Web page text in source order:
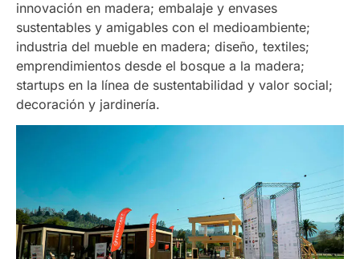
innovación en madera; embalaje y envases
sustentables y amigables con el medioambiente;
industria del mueble en madera; diseño, textiles;
emprendimientos desde el bosque a la madera;
startups en la línea de sustentabilidad y valor social;
decoración y jardinería.